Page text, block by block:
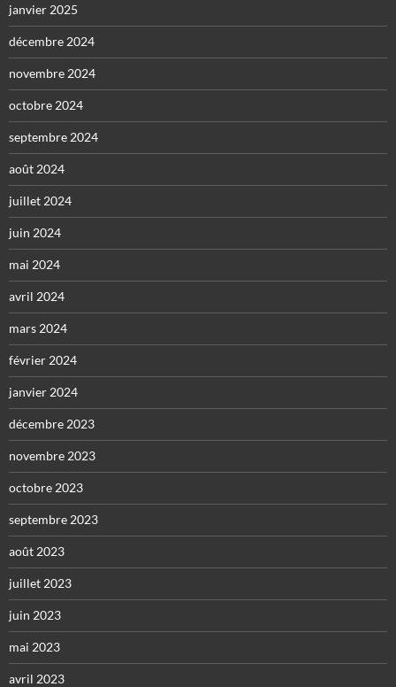
janvier 2025
décembre 2024
novembre 2024
octobre 2024
septembre 2024
août 2024
juillet 2024
juin 2024
mai 2024
avril 2024
mars 2024
février 2024
janvier 2024
décembre 2023
novembre 2023
octobre 2023
septembre 2023
août 2023
juillet 2023
juin 2023
mai 2023
avril 2023